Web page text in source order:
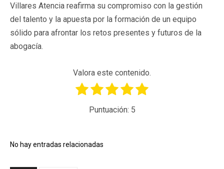
Villares Atencia reafirma su compromiso con la gestión
del talento y la apuesta por la formación de un equipo
sólido para afrontar los retos presentes y futuros de la
abogacía.
Valora este contenido.
Puntuación: 5
No hay entradas relacionadas